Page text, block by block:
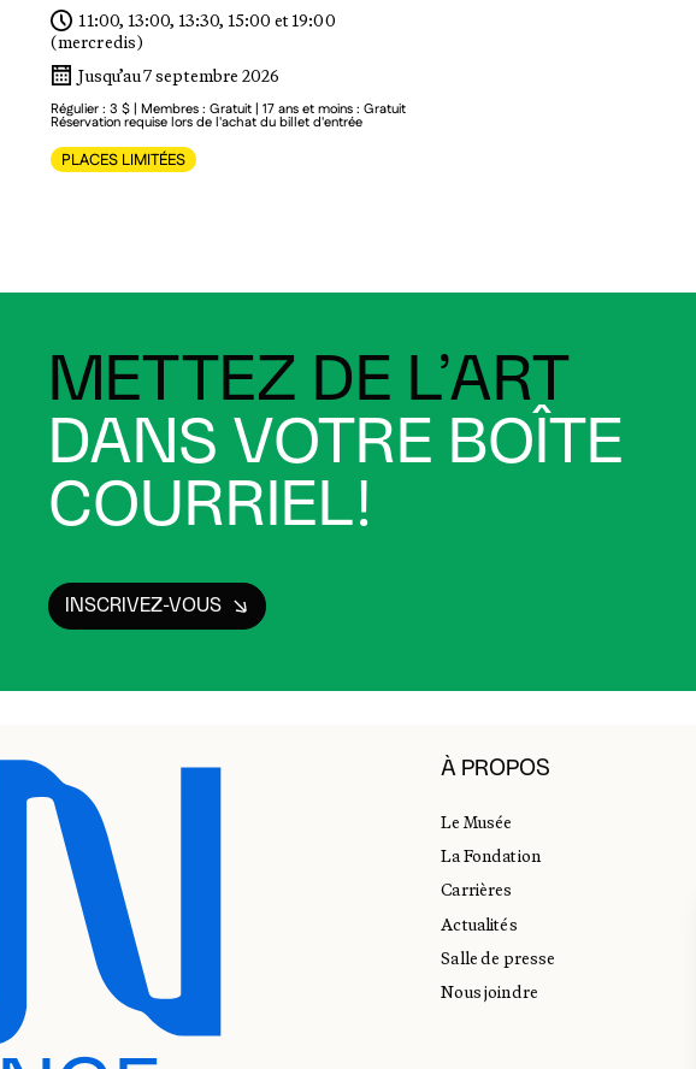
11:00, 13:00, 13:30, 15:00 et 19:00
(mercredis)
Jusqu’au 7 septembre 2026
Régulier : 3 $ | Membres : Gratuit | 17 ans et moins : Gratuit
Réservation requise lors de l'achat du billet d'entrée
PLACES LIMITÉES
METTEZ DE L’ART
DANS VOTRE BOÎTE
COURRIEL!
INSCRIVEZ-VOUS
À PROPOS
Le Musée
La Fondation
Carrières
Actualités
Salle de presse
Nous joindre